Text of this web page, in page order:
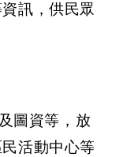
訊，供民眾
圖資等，放
活動中心等